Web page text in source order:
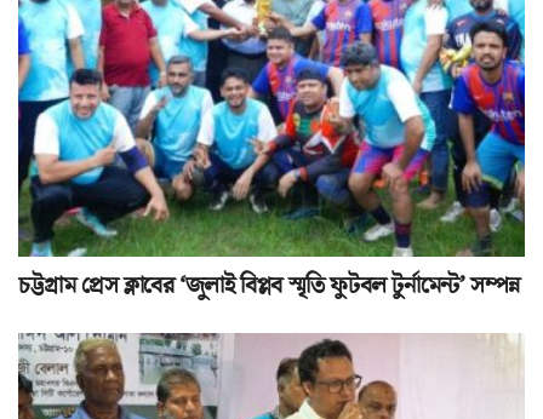
চট্টগ্রাম প্রেস ক্লাবের ‘জুলাই বিপ্লব স্মৃতি ফুটবল টুর্নামেন্ট’ সম্পন্ন